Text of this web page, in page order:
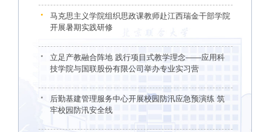
马克思主义学院组织思政课教师赴江西瑞金干部学院
开展暑期实践研修
立足产教融合阵地 践行项目式教学理念——应用科
技学院与国联股份有限公司举办专业实习营
后勤基建管理服务中心开展校园防汛应急预演练 筑
牢校园防汛安全线